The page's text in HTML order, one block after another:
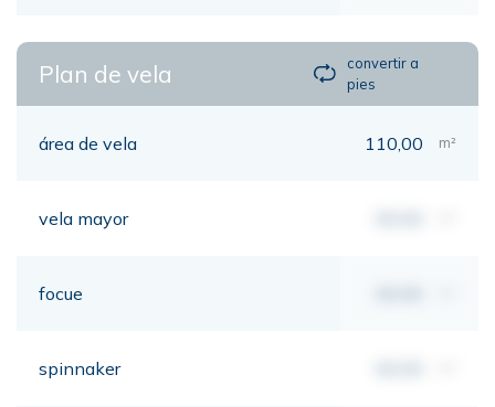
Plan de vela
convertir a
pies
área de vela 110,00 m²
vela mayor
focue
spinnaker